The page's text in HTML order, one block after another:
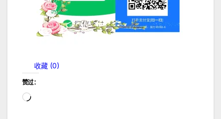
收藏 (0)
赞过：
正